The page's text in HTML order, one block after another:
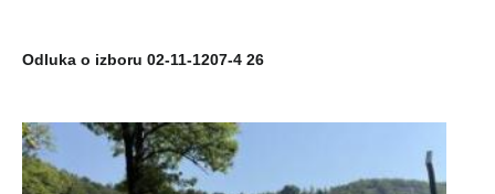
Odluka o izboru 02-11-1207-4 26